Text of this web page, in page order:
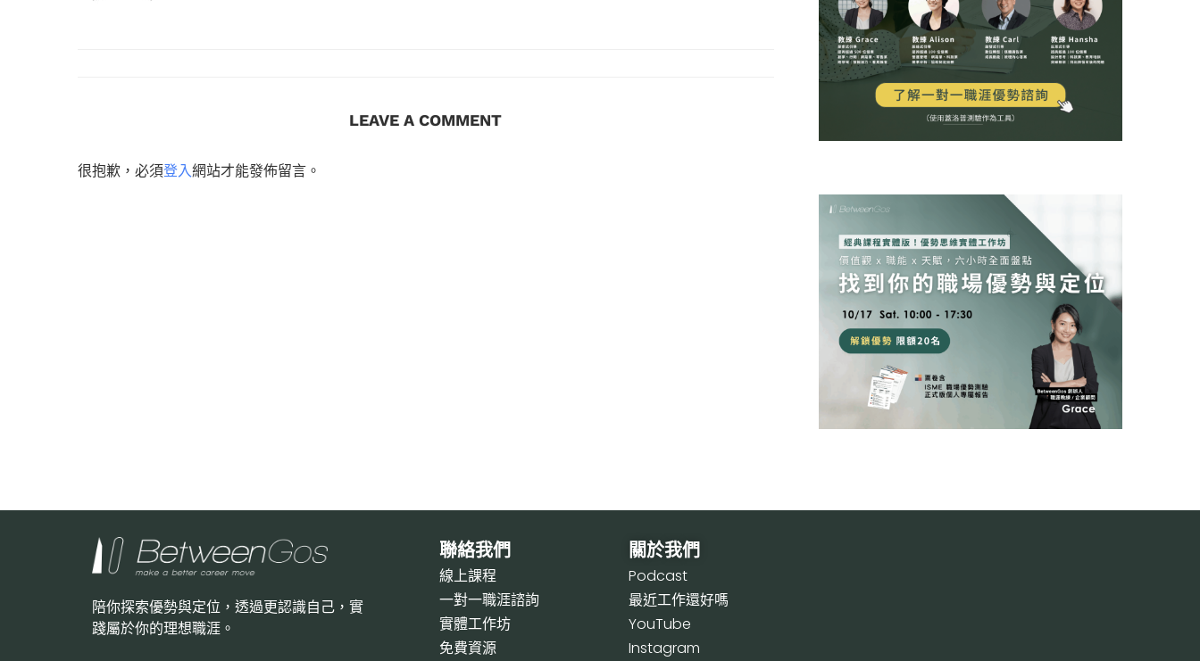
LEAVE A COMMENT
很抱歉，必須登入網站才能發佈留言。
陪你探索優勢與定位，透過更認識自己，實
踐屬於你的理想職涯。
聯絡我們
線上課程
一對一職涯諮詢
實體工作坊
免費資源
關於我們
Podcast
最近工作還好嗎
YouTube
Instagram